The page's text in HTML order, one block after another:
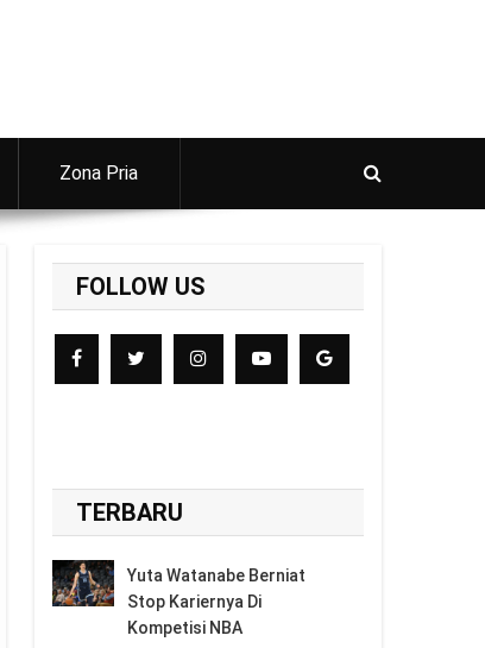
Zona Pria
FOLLOW US
TERBARU
Yuta Watanabe Berniat
Stop Kariernya Di
Kompetisi NBA